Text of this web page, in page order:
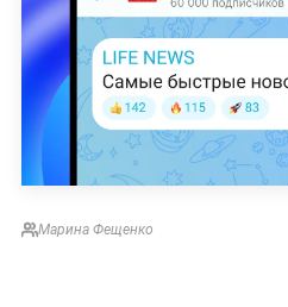
Марина Фещенко